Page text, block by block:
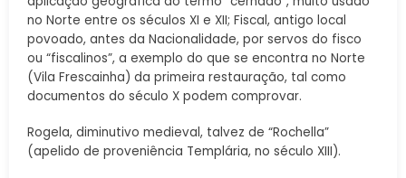
no Norte entre os séculos XI e XII; Fiscal, antigo local
povoado, antes da Nacionalidade, por servos do fisco
ou “fiscalinos”, a exemplo do que se encontra no Norte
(Vila Frescainha) da primeira restauração, tal como
documentos do século X podem comprovar.
Rogela, diminutivo medieval, talvez de “Rochella”
(apelido de proveniência Templária, no século XIII).